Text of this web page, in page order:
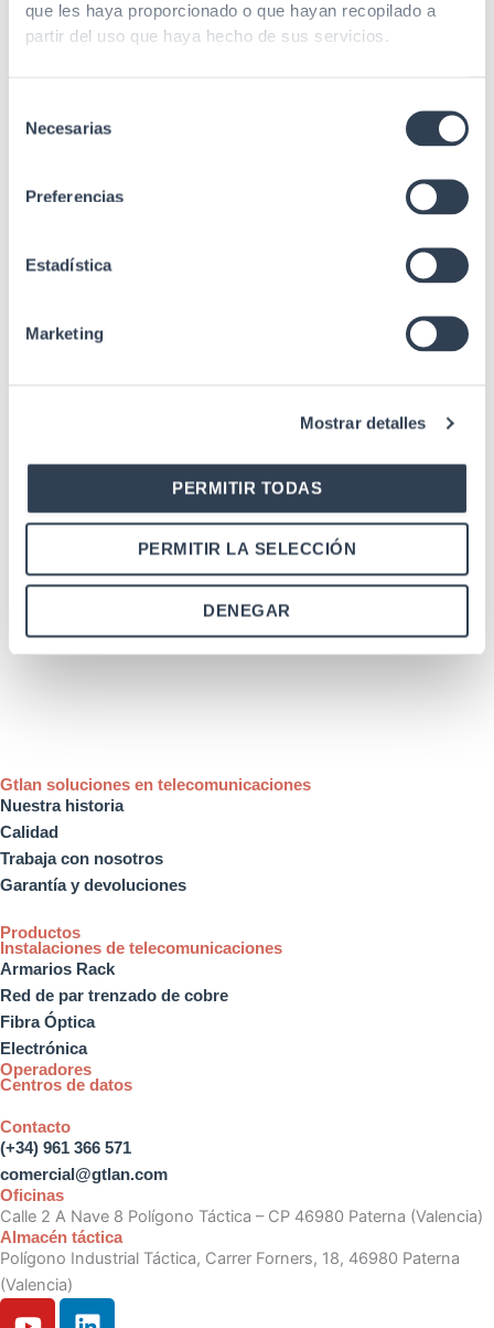
que les haya proporcionado o que hayan recopilado a
partir del uso que haya hecho de sus servicios.
Necesarias
Preferencias
Estadística
Marketing
Mostrar detalles
PERMITIR TODAS
PERMITIR LA SELECCIÓN
DENEGAR
Bolsa conjunto 12 fusiones y gestión cableado
Torpedo horizontal F.O. estanco, 6 puertos, 48 empalmes
Gtlan soluciones en telecomunicaciones
Nuestra historia
Calidad
Trabaja con nosotros
Garantía y devoluciones
Productos
Instalaciones de telecomunicaciones
Armarios Rack
Red de par trenzado de cobre
Fibra Óptica
Electrónica
Operadores
Centros de datos
Contacto
(+34) 961 366 571
comercial@gtlan.com
Oficinas
Calle 2 A Nave 8 Polígono Táctica – CP 46980 Paterna (Valencia)
Almacén táctica
Polígono Industrial Táctica, Carrer Forners, 18, 46980 Paterna
(Valencia)
Y
L